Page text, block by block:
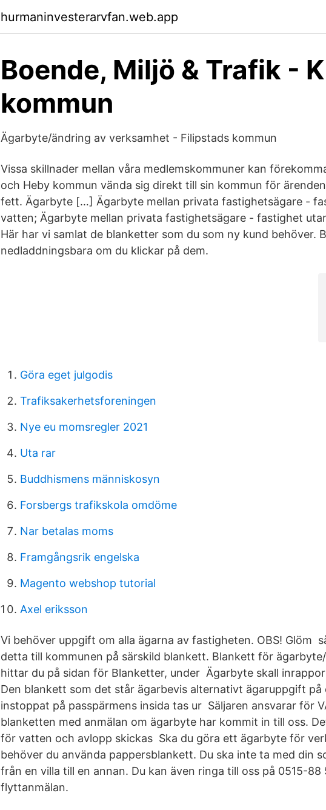
hurmaninvesterarvfan.web.app
Boende, Miljö & Trafik -
kommun
Ägarbyte/ändring av verksamhet - Filipstads kommun
Vissa skillnader mellan våra medlemskommuner kan
och Heby kommun vända sig direkt till sin kommun för
fett. Ägarbyte […] Ägarbyte mellan privata fastighetsägare -
vatten; Ägarbyte mellan privata fastighetsägare - fastighet
Här har vi samlat de blanketter som du som ny kund behöver.
nedladdningsbara om du klickar på dem.
Göra eget julgodis
Trafiksakerhetsforeningen
Nye eu momsregler 2021
Uta rar
Buddhismens människosyn
Forsbergs trafikskola omdöme
Nar betalas moms
Framgångsrik engelska
Magento webshop tutorial
Axel eriksson
Vi behöver uppgift om alla ägarna av fastigheten. OBS! Glöm
detta till kommunen på särskild blankett. Blankett för
hittar du på sidan för Blanketter, under Ägarbyte skall
Den blankett som det står ägarbevis alternativt ägaruppgift
instoppat på passpärmens insida tas ur Säljaren ansvarar för
blanketten med anmälan om ägarbyte har kommit in till oss.
för vatten och avlopp skickas Ska du göra ett ägarbyte för
behöver du använda pappersblankett. Du ska inte ta med din
från en villa till en annan. Du kan även ringa till oss på 0515-
flyttanmälan.